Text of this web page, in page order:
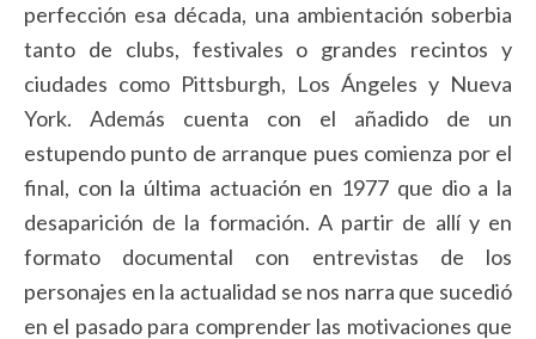
perfección esa década, una ambientación soberbia
tanto de clubs, festivales o grandes recintos y
ciudades como Pittsburgh, Los Ángeles y Nueva
York. Además cuenta con el añadido de un
estupendo punto de arranque pues comienza por el
final, con la última actuación en 1977 que dio a la
desaparición de la formación. A partir de allí y en
formato documental con entrevistas de los
personajes en la actualidad se nos narra que sucedió
en el pasado para comprender las motivaciones que